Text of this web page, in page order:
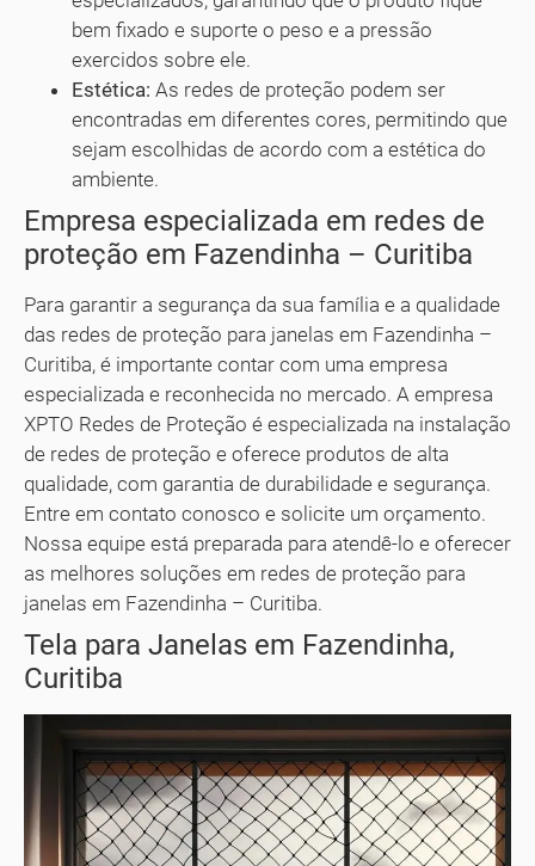
bem fixado e suporte o peso e a pressão
exercidos sobre ele.
Estética: As redes de proteção podem ser
encontradas em diferentes cores, permitindo que
sejam escolhidas de acordo com a estética do
ambiente.
Empresa especializada em redes de
proteção em Fazendinha – Curitiba
Para garantir a segurança da sua família e a qualidade
das redes de proteção para janelas em Fazendinha –
Curitiba, é importante contar com uma empresa
especializada e reconhecida no mercado. A empresa
XPTO Redes de Proteção é especializada na instalação
de redes de proteção e oferece produtos de alta
qualidade, com garantia de durabilidade e segurança.
Entre em contato conosco e solicite um orçamento.
Nossa equipe está preparada para atendê-lo e oferecer
as melhores soluções em redes de proteção para
janelas em Fazendinha – Curitiba.
Tela para Janelas em Fazendinha,
Curitiba